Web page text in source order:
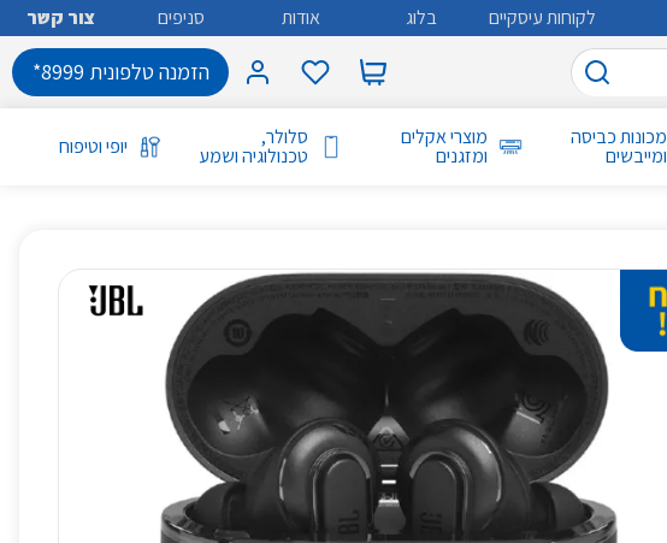
לקוחות עיסקיים בלוג אודות סניפים צור קשר
הזמנה טלפונית 8999*
מכונות כביסה
ומייבשים
מוצרי אקלים
ומזגנים
סלולר,
טכנולוגיה ושמע יופי וטיפוח